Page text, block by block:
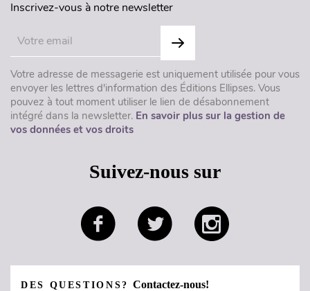
Inscrivez-vous à notre newsletter
Votre adresse de messagerie est uniquement utilisée pour vous
envoyer les lettres d'information des Éditions Ellipses. Vous
pouvez à tout moment utiliser le lien de désabonnement
intégré dans la newsletter. En savoir plus sur la gestion de
vos données et vos droits
Suivez-nous sur
DES QUESTIONS?Contactez-nous!